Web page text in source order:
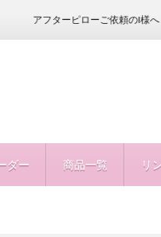
ダー 商品一覧 リ
ーピローご依頼のI様へ